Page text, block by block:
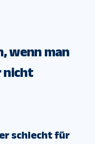
wenn man
nicht
schlecht für